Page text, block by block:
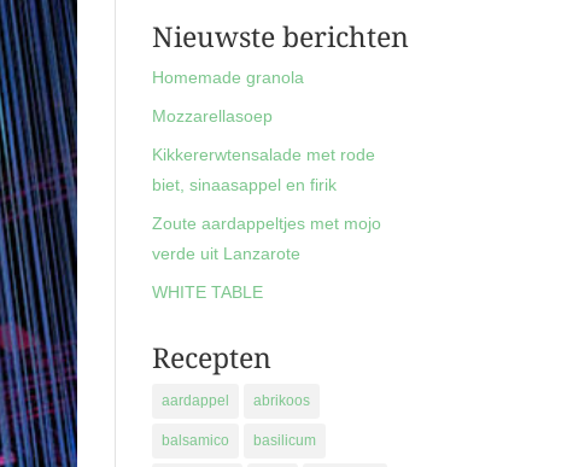
Nieuwste berichten
Homemade granola
Mozzarellasoep
Kikkererwtensalade met rode
biet, sinaasappel en firik
Zoute aardappeltjes met mojo
verde uit Lanzarote
WHITE TABLE
Recepten
aardappel abrikoos
balsamico basilicum